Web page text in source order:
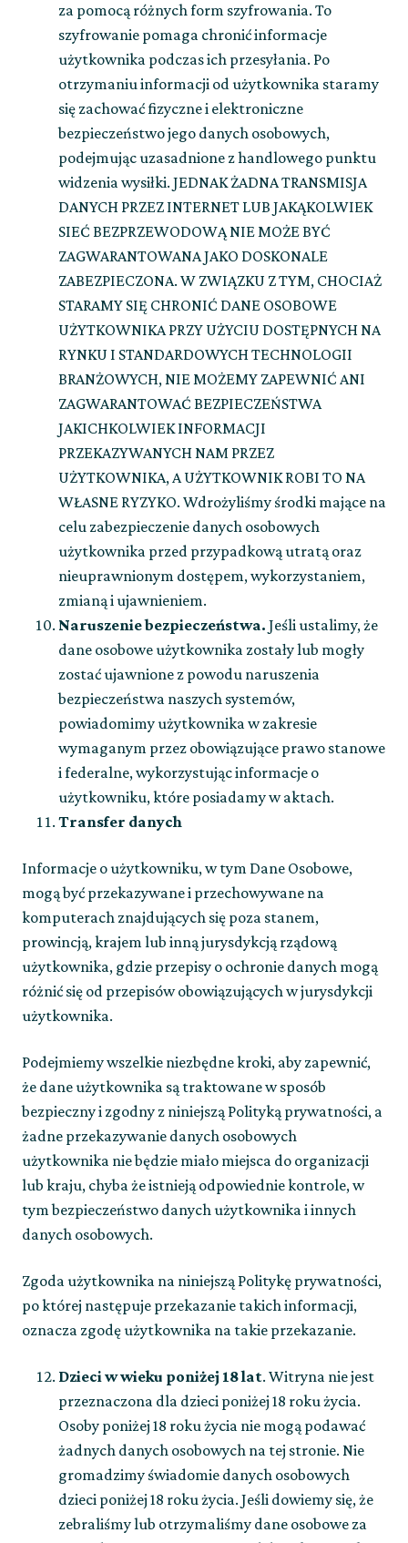
za pomocą różnych form szyfrowania. To
szyfrowanie pomaga chronić informacje
użytkownika podczas ich przesyłania. Po
otrzymaniu informacji od użytkownika staramy
się zachować fizyczne i elektroniczne
bezpieczeństwo jego danych osobowych,
podejmując uzasadnione z handlowego punktu
widzenia wysiłki. JEDNAK ŻADNA TRANSMISJA
DANYCH PRZEZ INTERNET LUB JAKĄKOLWIEK
SIEĆ BEZPRZEWODOWĄ NIE MOŻE BYĆ
ZAGWARANTOWANA JAKO DOSKONALE
ZABEZPIECZONA. W ZWIĄZKU Z TYM, CHOCIAŻ
STARAMY SIĘ CHRONIĆ DANE OSOBOWE
UŻYTKOWNIKA PRZY UŻYCIU DOSTĘPNYCH NA
RYNKU I STANDARDOWYCH TECHNOLOGII
BRANŻOWYCH, NIE MOŻEMY ZAPEWNIĆ ANI
ZAGWARANTOWAĆ BEZPIECZEŃSTWA
JAKICHKOLWIEK INFORMACJI
PRZEKAZYWANYCH NAM PRZEZ
UŻYTKOWNIKA, A UŻYTKOWNIK ROBI TO NA
WŁASNE RYZYKO. Wdrożyliśmy środki mające na
celu zabezpieczenie danych osobowych
użytkownika przed przypadkową utratą oraz
nieuprawnionym dostępem, wykorzystaniem,
zmianą i ujawnieniem.
Naruszenie bezpieczeństwa. Jeśli ustalimy, że
dane osobowe użytkownika zostały lub mogły
zostać ujawnione z powodu naruszenia
bezpieczeństwa naszych systemów,
powiadomimy użytkownika w zakresie
wymaganym przez obowiązujące prawo stanowe
i federalne, wykorzystując informacje o
użytkowniku, które posiadamy w aktach.
Transfer danych
Informacje o użytkowniku, w tym Dane Osobowe,
mogą być przekazywane i przechowywane na
komputerach znajdujących się poza stanem,
prowincją, krajem lub inną jurysdykcją rządową
użytkownika, gdzie przepisy o ochronie danych mogą
różnić się od przepisów obowiązujących w jurysdykcji
użytkownika.
Podejmiemy wszelkie niezbędne kroki, aby zapewnić,
że dane użytkownika są traktowane w sposób
bezpieczny i zgodny z niniejszą Polityką prywatności, a
żadne przekazywanie danych osobowych
użytkownika nie będzie miało miejsca do organizacji
lub kraju, chyba że istnieją odpowiednie kontrole, w
tym bezpieczeństwo danych użytkownika i innych
danych osobowych.
Zgoda użytkownika na niniejszą Politykę prywatności,
po której następuje przekazanie takich informacji,
oznacza zgodę użytkownika na takie przekazanie.
Dzieci w wieku poniżej 18 lat. Witryna nie jest
przeznaczona dla dzieci poniżej 18 roku życia.
Osoby poniżej 18 roku życia nie mogą podawać
żadnych danych osobowych na tej stronie. Nie
gromadzimy świadomie danych osobowych
dzieci poniżej 18 roku życia. Jeśli dowiemy się, że
zebraliśmy lub otrzymaliśmy dane osobowe za